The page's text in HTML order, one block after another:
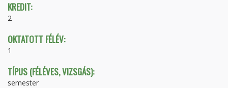
KREDIT:
2
OKTATOTT FÉLÉV:
1
TÍPUS (FÉLÉVES, VIZSGÁS):
semester